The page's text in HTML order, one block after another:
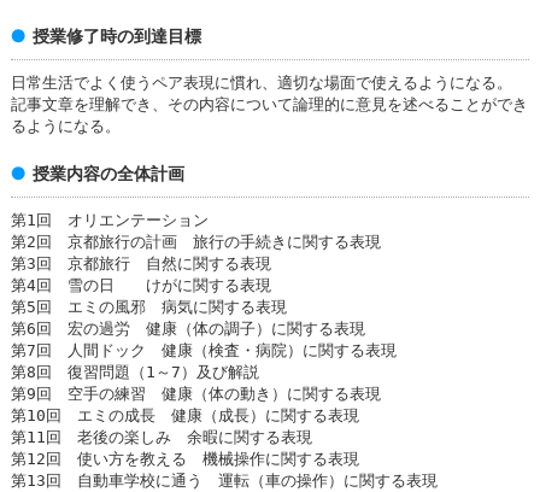
授業修了時の到達目標
日常生活でよく使うペア表現に慣れ、適切な場面で使えるようになる。
記事文章を理解でき、その内容について論理的に意見を述べることができ
るようになる。
授業内容の全体計画
第1回 オリエンテーション
第2回 京都旅行の計画 旅行の手続きに関する表現
第3回 京都旅行 自然に関する表現
第4回 雪の日 けがに関する表現
第5回 エミの風邪 病気に関する表現
第6回 宏の過労 健康（体の調子）に関する表現
第7回 人間ドック 健康（検査・病院）に関する表現
第8回 復習問題（1～7）及び解説
第9回 空手の練習 健康（体の動き）に関する表現
第10回 エミの成長 健康（成長）に関する表現
第11回 老後の楽しみ 余暇に関する表現
第12回 使い方を教える 機械操作に関する表現
第13回 自動車学校に通う 運転（車の操作）に関する表現